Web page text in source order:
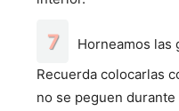
Horneamos las
Recuerda colocarlas
no se peguen